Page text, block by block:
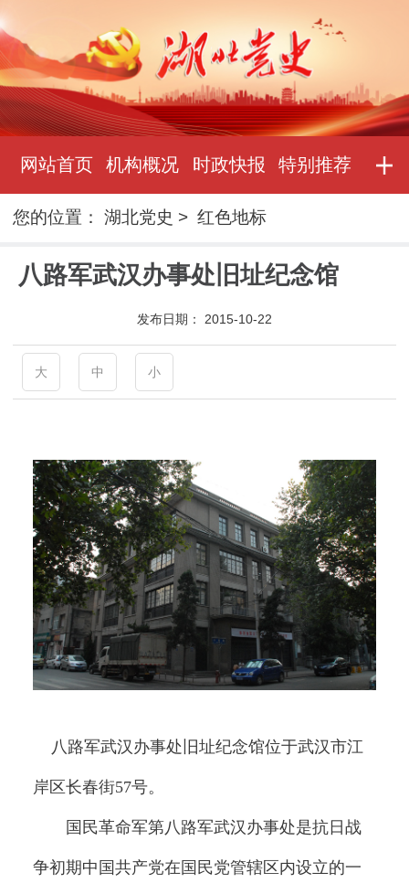
网站首页 机构概况 时政快报 特别推荐
您的位置：湖北党史 >红色地标
八路军武汉办事处旧址纪念馆
发布日期： 2015-10-22
大 中 小
八路军武汉办事处旧址纪念馆位于武汉市江
岸区长春街57号。
国民革命军第八路军武汉办事处是抗日战
争初期中国共产党在国民党管辖区内设立的一